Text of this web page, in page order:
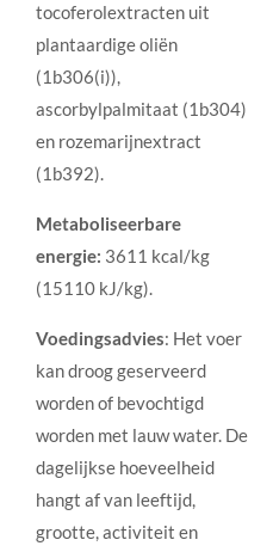
tocoferolextracten uit
plantaardige oliën
(1b306(i)),
ascorbylpalmitaat (1b304)
en rozemarijnextract
(1b392).
Metaboliseerbare
energie: 3611 kcal/kg
(15110 kJ/kg).
Voedingsadvies: Het voer
kan droog geserveerd
worden of bevochtigd
worden met lauw water. De
dagelijkse hoeveelheid
hangt af van leeftijd,
grootte, activiteit en